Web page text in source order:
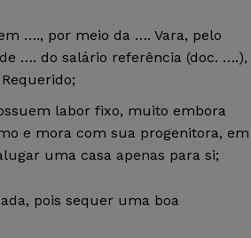
…., por meio da …. Vara, pelo
…. do salário referência (doc. ….),
labor fixo, muito embora
e mora com sua progenitora, em
uma casa apenas para si;
pois sequer uma boa